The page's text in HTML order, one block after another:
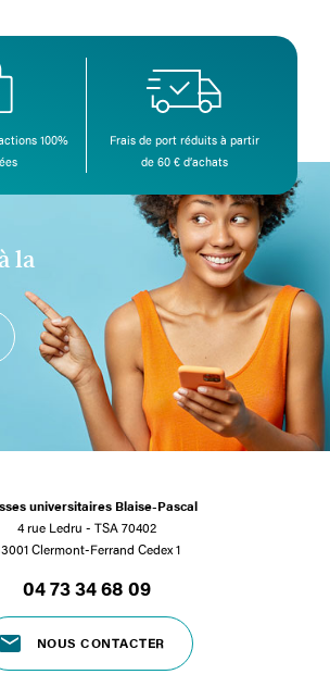
100%
Frais de port réduits à partir
de 60 € d’achats
la
universitaires Blaise-Pascal
4 rue Ledru - TSA 70402
Clermont-Ferrand Cedex 1
04 73 34 68 09
NOUS CONTACTER